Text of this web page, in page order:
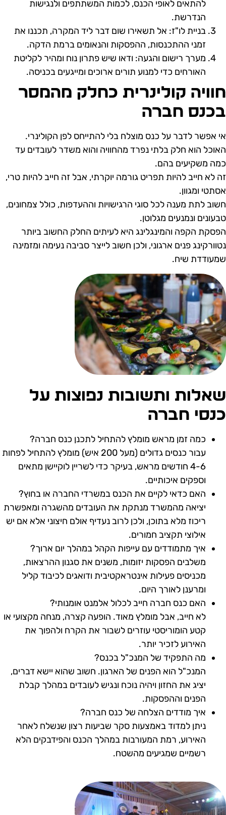
להתאים לאופי הכנס, לכמות המשתתפים ולנגישות
הנדרשת.
בניית לו"ז: אל תשאירו שום דבר ליד המקרה, תכננו את
זמני ההתכנסות, ההפסקות והנאומים ברמת הדקה.
מערך רישום והגעה: ודאו שיש פתרון נוח ומהיר לקליטת
האורחים כדי למנוע תורים ארוכים ומייגעים בכניסה.
קולינרית כחלק מהמסר
חברה
אפשר לדבר על כנס מוצלח בלי להתייחס לפן הקולינרי.
הוא חלק בלתי נפרד מהחוויה והוא משדר לעובדים עד
משקיעים בהם.
לא חייב להיות תפריט גורמה יוקרתי, אבל זה חייב להיות טרי,
ומגוון.
לתת מענה לכל סוגי הרגישויות וההעדפות, כולל צמחונים,
ונמנעים מגלוטן.
הקפה והמינגלינג היא לעיתים החלק החשוב ביותר
פנים ארגוני, ולכן חשוב לייצר סביבה נעימה ומזמינה
שיח.
ותשובות נפוצות על
חברה
כמה זמן מראש מומלץ להתחיל לתכנן כנס חברה?
עבור כנסים גדולים (מעל 200 איש) מומלץ להתחיל לפחות
4-6 חודשים מראש, בעיקר כדי לשריין לוקיישן מתאים
וספקים איכותיים.
האם כדאי לקיים את הכנס במשרדי החברה או בחוץ?
יציאה מהמשרד מנתקת את העובדים מהשגרה ומאפשרת
ריכוז מלא בתוכן, ולכן לרוב נעדיף אולם חיצוני אלא אם יש
אילוצי תקציב חמורים.
איך מתמודדים עם עייפות הקהל במהלך יום ארוך?
משלבים הפסקות יזומות, משנים את סגנון ההרצאות,
מכניסים פעילות אינטראקטיבית ודואגים לכיבוד קליל
ומרענן לאורך היום.
האם כנס חברה חייב לכלול אלמנט אומנותי?
לא חייב, אבל מומלץ מאוד. הופעה קצרה, מנחה מקצועי או
קטע הומוריסטי עוזרים לשבור את הקרח ולהפוך את
האירוע לזכיר יותר.
מה התפקיד של המנכ"ל בכנס?
המנכ"ל הוא הפנים של הארגון. חשוב שהוא יישא דברים,
יציג את החזון ויהיה נוכח ונגיש לעובדים במהלך קבלת
הפנים וההפסקות.
איך מודדים הצלחה של כנס חברה?
ניתן למדוד באמצעות סקר שביעות רצון שנשלח לאחר
האירוע, רמת המעורבות במהלך הכנס והפידבקים הלא
רשמיים שמגיעים מהשטח.